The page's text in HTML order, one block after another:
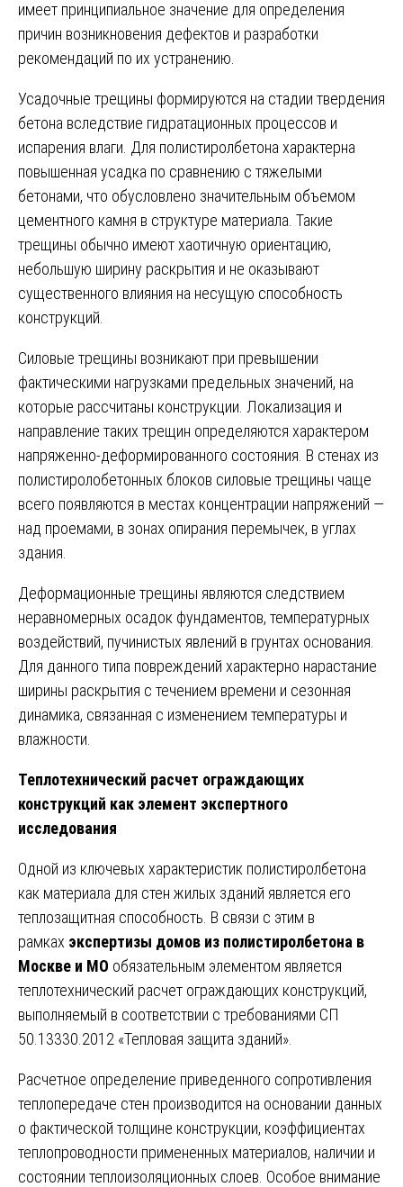
имеет принципиальное значение для определения
причин возникновения дефектов и разработки
рекомендаций по их устранению.
Усадочные трещины формируются на стадии твердения
бетона вследствие гидратационных процессов и
испарения влаги. Для полистиролбетона характерна
повышенная усадка по сравнению с тяжелыми
бетонами, что обусловлено значительным объемом
цементного камня в структуре материала. Такие
трещины обычно имеют хаотичную ориентацию,
небольшую ширину раскрытия и не оказывают
существенного влияния на несущую способность
конструкций.
Силовые трещины возникают при превышении
фактическими нагрузками предельных значений, на
которые рассчитаны конструкции. Локализация и
направление таких трещин определяются характером
напряженно-деформированного состояния. В стенах из
полистиролобетонных блоков силовые трещины чаще
всего появляются в местах концентрации напряжений —
над проемами, в зонах опирания перемычек, в углах
здания.
Деформационные трещины являются следствием
неравномерных осадок фундаментов, температурных
воздействий, пучинистых явлений в грунтах основания.
Для данного типа повреждений характерно нарастание
ширины раскрытия с течением времени и сезонная
динамика, связанная с изменением температуры и
влажности.
Теплотехнический расчет ограждающих
конструкций как элемент экспертного
исследования
Одной из ключевых характеристик полистиролбетона
как материала для стен жилых зданий является его
теплозащитная способность. В связи с этим в
рамках экспертизы домов из полистиролбетона в
Москве и МО обязательным элементом является
теплотехнический расчет ограждающих конструкций,
выполняемый в соответствии с требованиями СП
50.13330.2012 «Тепловая защита зданий».
Расчетное определение приведенного сопротивления
теплопередаче стен производится на основании данных
о фактической толщине конструкции, коэффициентах
теплопроводности примененных материалов, наличии и
состоянии теплоизоляционных слоев. Особое внимание